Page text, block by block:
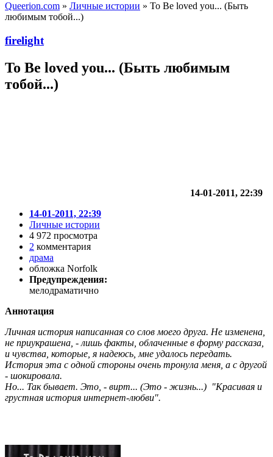
Queerion.com » Личные истории » To Be loved you... (Быть
любимым тобой...)
firelight
To Be loved you... (Быть любимым
тобой...)
14-01-2011, 22:39
14-01-2011, 22:39
Личные истории
4 972 просмотра
2 комментария
драма
обложка Norfolk
Предупреждения:
мелодраматично
Аннотация
Личная история написанная со слов моего друга. Не изменена,
не приукрашена, - лишь факты, облаченные в форму рассказа,
и чувства, которые, я надеюсь, мне удалось передать.
История эта с одной стороны очень тронула меня, а с другой
- шокировала.
Но... Так бывает. Это, - вирт... (Это - жизнь...) "Красивая и
грустная история интернет-любви".